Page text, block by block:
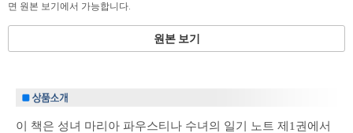
면 원본 보기에서 가능합니다.
원본 보기
이 책은 성녀 마리아 파우스티나 수녀의 일기 노트 제1권에서